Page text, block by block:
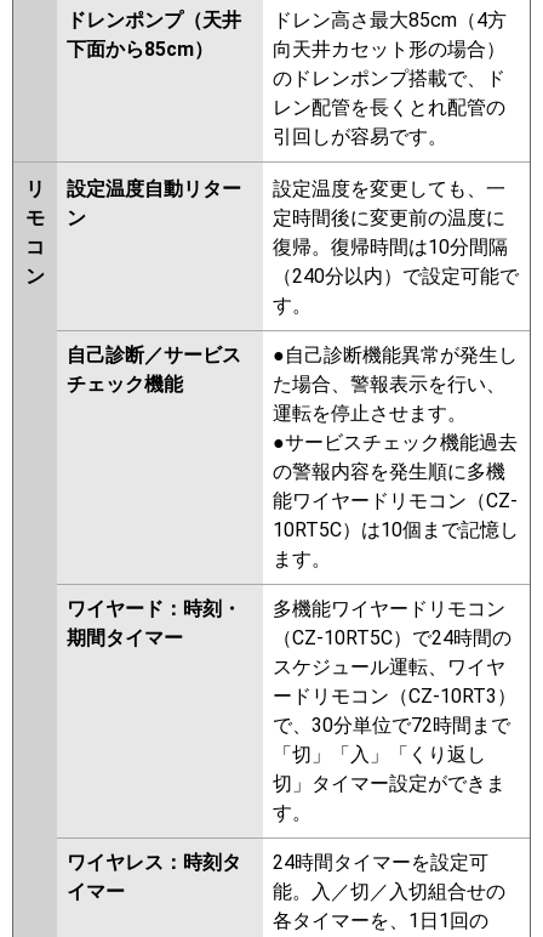
ドレンポンプ（天井
下面から85cm）
ドレン高さ最大85cm（4方
向天井カセット形の場合）
のドレンポンプ搭載で、ド
レン配管を長くとれ配管の
引回しが容易です。
リ
モ
コ
ン
設定温度自動リター
ン
設定温度を変更しても、一
定時間後に変更前の温度に
復帰。復帰時間は10分間隔
（240分以内）で設定可能で
す。
自己診断／サービス
チェック機能
●自己診断機能異常が発生し
た場合、警報表示を行い、
運転を停止させます。
●サービスチェック機能過去
の警報内容を発生順に多機
能ワイヤードリモコン（CZ-
10RT5C）は10個まで記憶し
ます。
ワイヤード：時刻・
期間タイマー
多機能ワイヤードリモコン
（CZ-10RT5C）で24時間の
スケジュール運転、ワイヤ
ードリモコン（CZ-10RT3）
で、30分単位で72時間まで
「切」「入」「くり返し
切」タイマー設定ができま
す。
ワイヤレス：時刻タ
イマー
24時間タイマーを設定可
能。入／切／入切組合せの
各タイマーを、1日1回の